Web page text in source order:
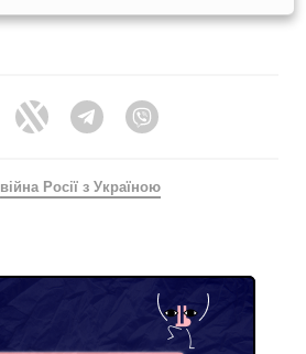
FacebookTwitter Telegram
війна Росії з Україною